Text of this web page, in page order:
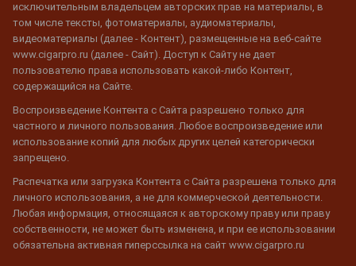
исключительным владельцем авторских прав на материалы, в
том числе тексты, фотоматериалы, аудиоматериалы,
видеоматериалы (далее - Контент), размещенные на веб-сайте
www.cigarpro.ru (далее - Сайт). Доступ к Сайту не дает
пользователю права использовать какой-либо Контент,
содержащийся на Сайте.
Воспроизведение Контента с Сайта разрешено только для
частного и личного пользования. Любое воспроизведение или
использование копий для любых других целей категорически
запрещено.
Распечатка или загрузка Контента с Сайта разрешена только для
личного использования, а не для коммерческой деятельности.
Любая информация, относящаяся к авторскому праву или праву
собственности, не может быть изменена, и при ее использовании
обязательна активная гиперссылка на сайт www.cigarpro.ru